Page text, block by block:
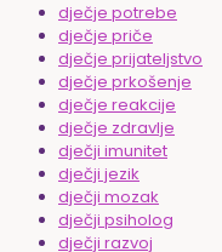
dječje potrebe
dječje priče
dječje prijateljstvo
dječje prkošenje
dječje reakcije
dječje zdravlje
dječji imunitet
dječji jezik
dječji mozak
dječji psiholog
dječji razvoj